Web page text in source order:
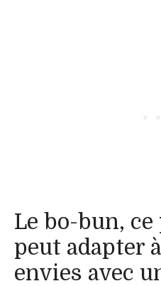
Le bo-bun, ce
peut adapter
envies avec